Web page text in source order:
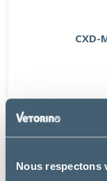
Nous respectons
CXD-